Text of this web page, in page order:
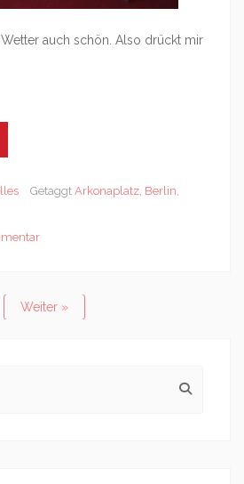
auch schön. Also drückt mir
Getaggt Arkonaplatz, Berlin,
Weiter »